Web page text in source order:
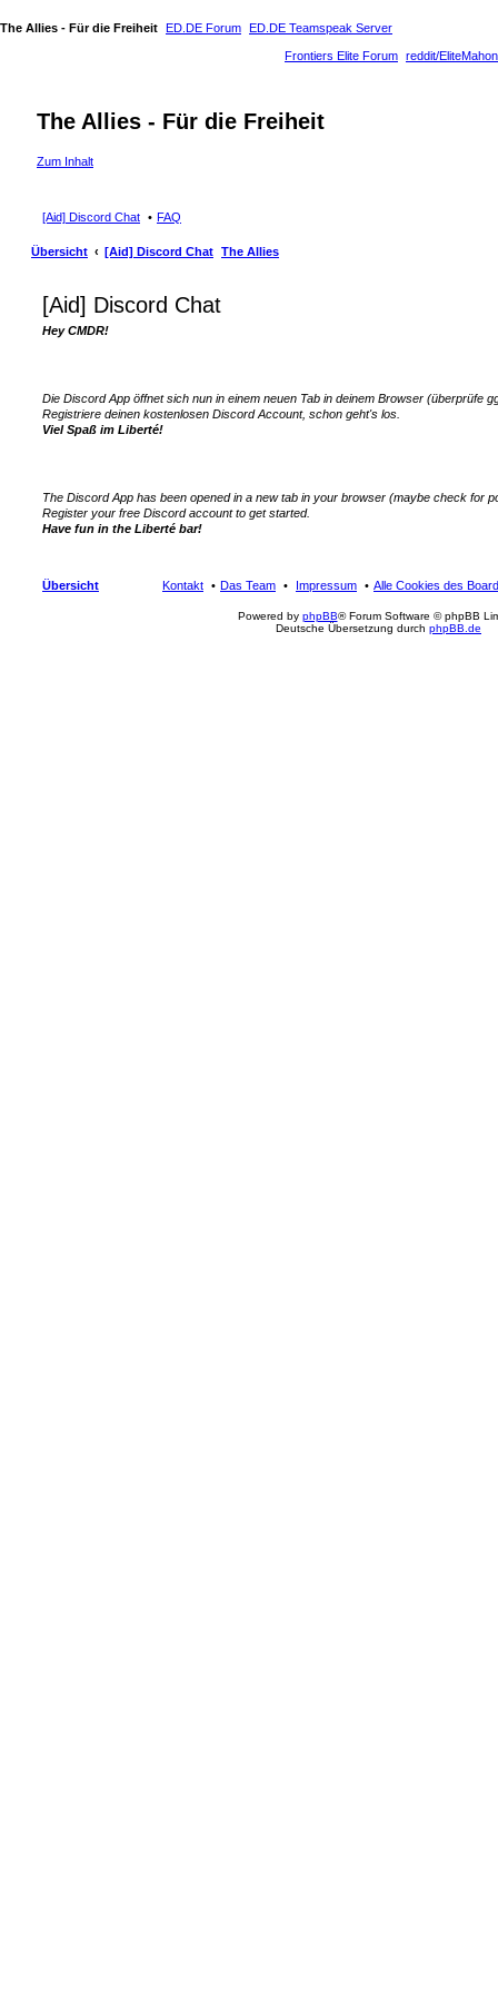
The Allies - Für die Freiheit ED.DE Forum ED.DE Teamspeak Server
reddit/EliteMahon
Frontiers Elite Forum
The Allies - Für die Freiheit
Zum Inhalt
[Aid] Discord Chat FAQ
Übersicht [Aid] Discord Chat The Allies
[Aid] Discord Chat
Hey CMDR!
Die Discord App öffnet sich nun in einem neuen Tab in deinem Browser (überprüfe
Registriere deinen kostenlosen Discord Account, schon geht's los.
Viel Spaß im Liberté!
The Discord App has been opened in a new tab in your browser (maybe check for
Register your free Discord account to get started.
Have fun in the Liberté bar!
Übersicht Alle Cookies des
Impressum
Das Team
Kontakt
Powered by phpBB® Forum Software © phpBB
Deutsche Übersetzung durch phpBB.de